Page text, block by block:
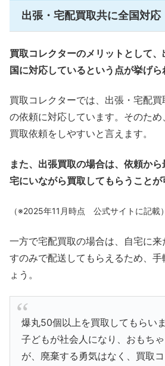
出張・宅配買取共に全国対応
買取コレクターのメリットとして
国に対応しているという点が挙げら
買取コレクターでは、出張・宅配
の依頼に対応しています。そのた
買取依頼をしやすいと言えます。
また、出張買取の場合は、依頼か
宅にいながら買取してもらうことが
（※2025年11月時点 公式サイトに記載）
一方で宅配買取の場合は、自宅に
すのみで配送してもらえるため、
ょう。
爆丸50個以上を買取してもらいま
子どもが社会人になり、おもち
が、廃棄する勇気はなく、買取